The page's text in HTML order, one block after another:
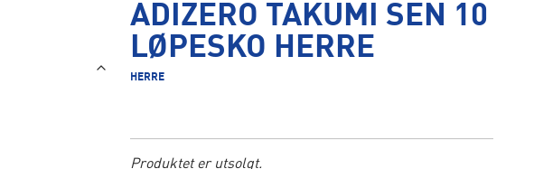
ADIZERO TAKUMI SEN 10
LØPESKO HERRE
HERRE
Produktet er utsolgt.